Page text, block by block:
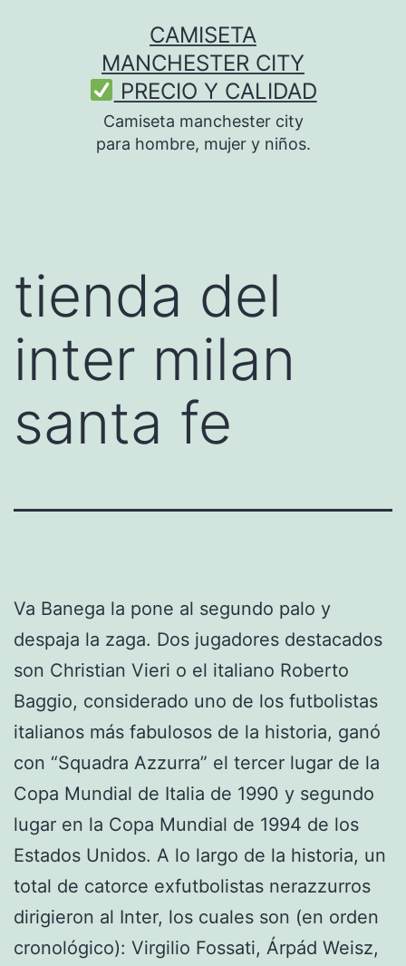
CAMISETA
MANCHESTER CITY
PRECIO Y CALIDAD
Camiseta manchester city
para hombre, mujer y niños.
tienda del
inter milan
santa fe
Va Banega la pone al segundo palo y
despaja la zaga. Dos jugadores destacados
son Christian Vieri o el italiano Roberto
Baggio, considerado uno de los futbolistas
italianos más fabulosos de la historia, ganó
con “Squadra Azzurra” el tercer lugar de la
Copa Mundial de Italia de 1990 y segundo
lugar en la Copa Mundial de 1994 de los
Estados Unidos. A lo largo de la historia, un
total de catorce exfutbolistas nerazzurros
dirigieron al Inter, los cuales son (en orden
cronológico): Virgilio Fossati, Árpád Weisz,